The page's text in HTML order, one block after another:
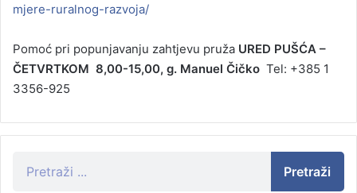
mjere-ruralnog-razvoja/
Pomoć pri popunjavanju zahtjevu pruža URED PUŠĆA –
ČETVRTKOM 8,00-15,00, g. Manuel Čičko Tel: +385 1
3356-925
Pretraži